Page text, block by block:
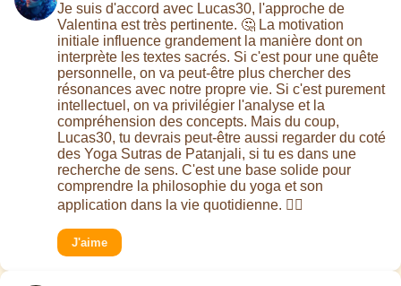
Je suis d'accord avec Lucas30, l'approche de
Valentina est très pertinente. 🤔 La motivation
initiale influence grandement la manière dont on
interprète les textes sacrés. Si c'est pour une quête
personnelle, on va peut-être plus chercher des
résonances avec notre propre vie. Si c'est purement
intellectuel, on va privilégier l'analyse et la
compréhension des concepts. Mais du coup,
Lucas30, tu devrais peut-être aussi regarder du coté
des Yoga Sutras de Patanjali, si tu es dans une
recherche de sens. C'est une base solide pour
comprendre la philosophie du yoga et son
application dans la vie quotidienne. 🧘‍♀️
J'aime